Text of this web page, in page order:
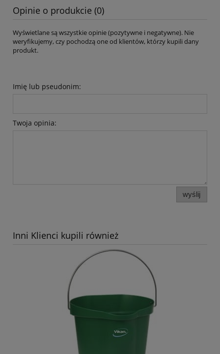
Opinie o produkcie (0)
Wyświetlane są wszystkie opinie (pozytywne i negatywne). Nie
weryfikujemy, czy pochodzą one od klientów, którzy kupili dany
produkt.
Imię lub pseudonim:
Twoja opinia:
wyślij
Inni Klienci kupili również